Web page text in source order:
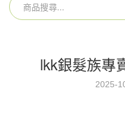
lkk銀髮族專
2025-